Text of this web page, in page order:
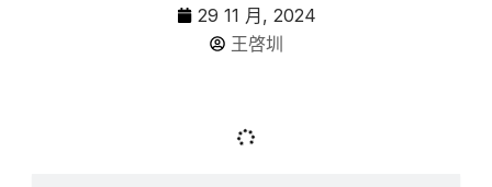
29 11 月, 2024
王啓圳